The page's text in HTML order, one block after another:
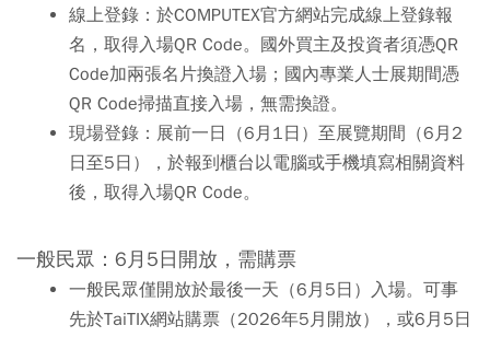
線上登錄： 於COMPUTEX官方網站完成線上登錄報
名，取得入場QR Code。國外買主及投資者須憑QR
Code加兩張名片換證入場；國內專業人士展期間憑
QR Code掃描直接入場，無需換證。
現場登錄： 展前一日（6月1日）至展覽期間（6月2
日至5日），於報到櫃台以電腦或手機填寫相關資料
後，取得入場QR Code。
一般民眾： 6月5日開放，需購票
一般民眾僅開放於最後一天（6月5日）入場。可事
先於TaiTIX網站購票（2026年5月開放），或6月5日